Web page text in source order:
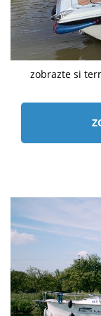
zobrazte si